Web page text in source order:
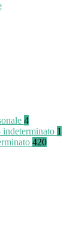
4
indeterminato 1
420